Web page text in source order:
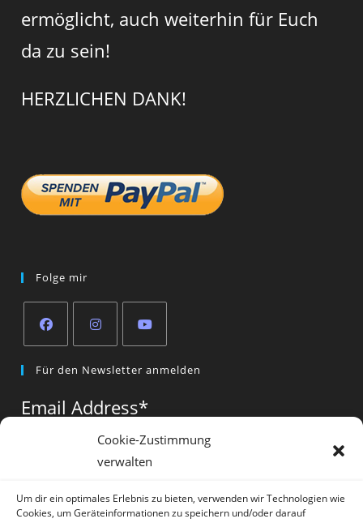
Cookie-Zustimmung
verwalten
Um dir ein optimales Erlebnis zu bieten, verwenden wir Technologien wie
Cookies, um Geräteinformationen zu speichern und/oder darauf
ermöglicht, auch weiterhin für Euch
da zu sein!
HERZLICHEN DANK!
Folge mir
in
new
in
new
in
new
tab
Für den Newsletter anmelden
Email Address*
Vorname*